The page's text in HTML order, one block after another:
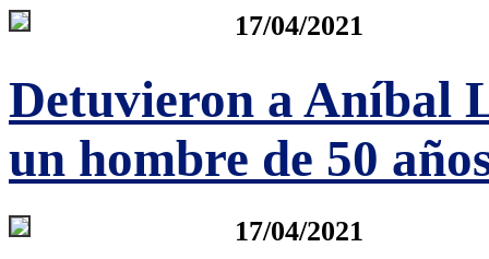
17/04/2021
Detuvieron a Aníbal
un hombre de 50
17/04/2021